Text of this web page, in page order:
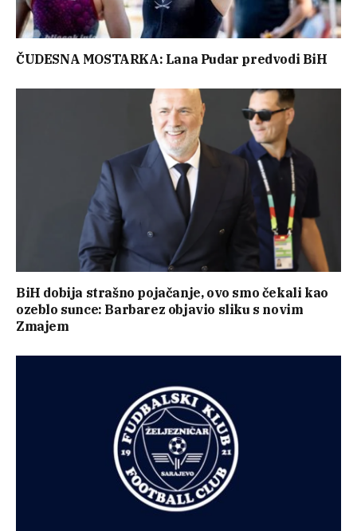
ČUDESNA MOSTARKA: Lana Pudar predvodi BiH
BiH dobija strašno pojačanje, ovo smo čekali kao
ozeblo sunce: Barbarez objavio sliku s novim
Zmajem